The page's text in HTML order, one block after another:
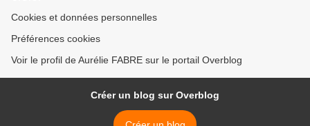
Cookies et données personnelles
Préférences cookies
Voir le profil de Aurélie FABRE sur le portail Overblog
Créer un blog sur Overblog